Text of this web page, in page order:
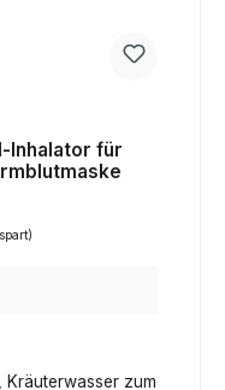
Inhalator für